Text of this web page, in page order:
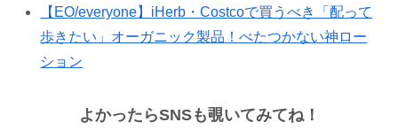
【EO/everyone】iHerb・Costcoで買うべき「配って
歩きたい」オーガニック製品！べたつかない神ロー
ション
よかったらSNSも覗いてみてね！